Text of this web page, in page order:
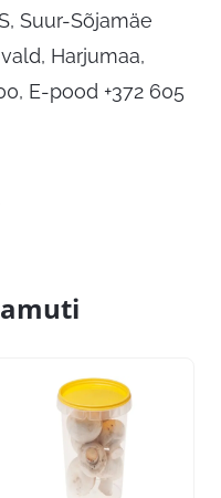
Suur-Sõjamäe
Harjumaa,
E-pood +372 605